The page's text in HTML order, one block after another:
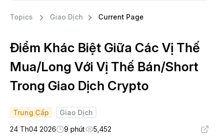
Topics Giao Dịch Current Page
Điểm Khác Biệt Giữa Các Vị Thế
Mua/Long Với Vị Thế Bán/Short
Trong Giao Dịch Crypto
Trung Cấp
Giao Dịch
24 Th04 2026
9 phút 5,452